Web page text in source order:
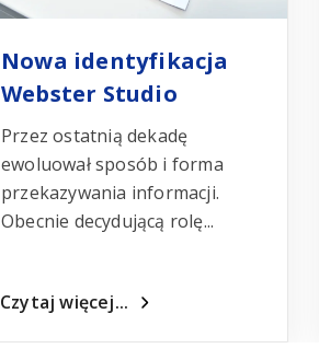
Nowa identyfikacja
Webster Studio
Przez ostatnią dekadę
ewoluował sposób i forma
przekazywania informacji.
Obecnie decydującą rolę...
Czytaj więcej...